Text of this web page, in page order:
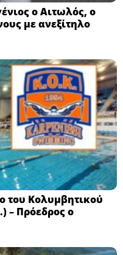
ο Αιτωλός, ο
με ανεξίτηλο
του Κολυμβητικού
– Πρόεδρος ο